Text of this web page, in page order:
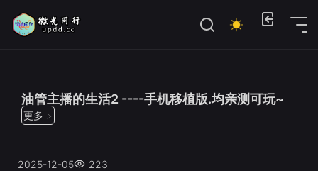
油管主播的生活2 ----手机移植版.均亲测可玩~
更多 >
2025-12-05 223